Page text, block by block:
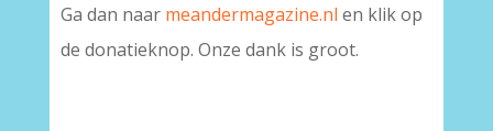
Ga dan naar meandermagazine.nl en klik op
de donatieknop. Onze dank is groot.